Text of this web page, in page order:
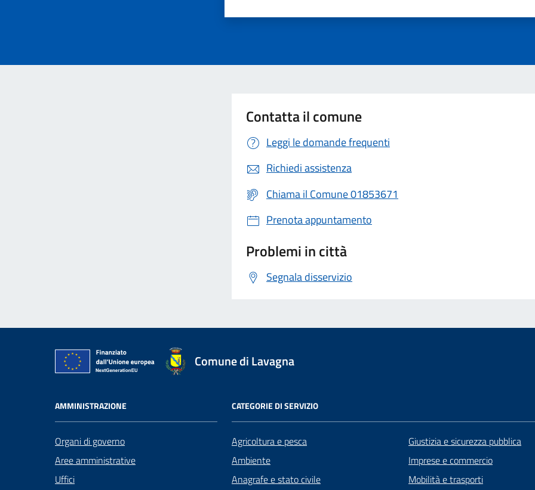
Contatta il comune
Leggi le domande frequenti
Richiedi assistenza
Chiama il Comune 01853671
Prenota appuntamento
Problemi in città
Segnala disservizio
Comune di Lavagna
AMMINISTRAZIONE
Organi di governo
Aree amministrative
Uffici
CATEGORIE DI SERVIZIO
Agricoltura e pesca
Ambiente
Anagrafe e stato civile
Giustizia e sicurezza pubblica
Imprese e commercio
Mobilità e trasporti